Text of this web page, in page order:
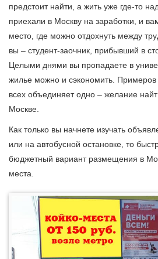
предстоит найти, а жить уже где-то
приехали в Москву на заработки, и
место, где можно отдохнуть между
вы – студент-заочник, прибывший в
Целыми днями вы пропадаете в
жилье можно и сэкономить.
всех объединяет одно – желание
Москве.
Как только вы начнете изучать
или на автобусной остановке, то
бюджетный вариант размещения в
места.